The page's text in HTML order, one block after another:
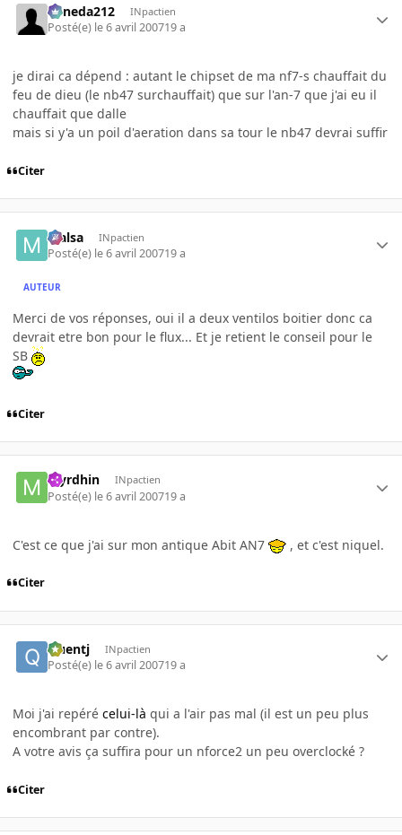
keneda212 INpactien
Posté(e) le 6 avril 200719 a
je dirai ca dépend : autant le chipset de ma nf7-s chauffait du
feu de dieu (le nb47 surchauffait) que sur l'an-7 que j'ai eu il
chauffait que dalle
mais si y'a un poil d'aeration dans sa tour le nb47 devrai suffir
Citer
Malsa INpactien
Posté(e) le 6 avril 200719 a
AUTEUR
Merci de vos réponses, oui il a deux ventilos boitier donc ca
devrait etre bon pour le flux... Et je retient le conseil pour le
SB
Citer
Myrdhin INpactien
Posté(e) le 6 avril 200719 a
C'est ce que j'ai sur mon antique Abit AN7 , et c'est niquel.
Citer
Quentj INpactien
Posté(e) le 6 avril 200719 a
Moi j'ai repéré celui-là qui a l'air pas mal (il est un peu plus
encombrant par contre).
A votre avis ça suffira pour un nforce2 un peu overclocké ?
Citer